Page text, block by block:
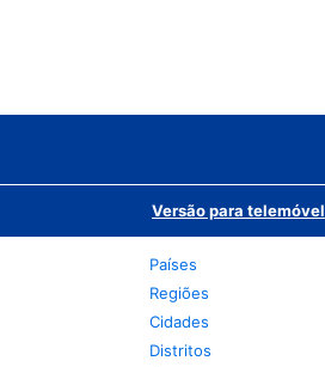
Versão para telemóvel
Países
Regiões
Cidades
Distritos